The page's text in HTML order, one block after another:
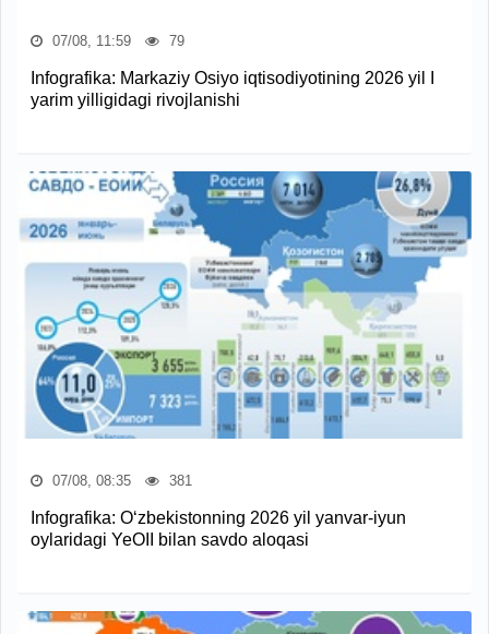
07/08, 11:59 79
Infografika: Markaziy Osiyo iqtisodiyotining 2026 yil I
yarim yilligidagi rivojlanishi
07/08, 08:35 381
Infografika: O‘zbekistonning 2026 yil yanvar-iyun
oylaridagi YeOII bilan savdo aloqasi